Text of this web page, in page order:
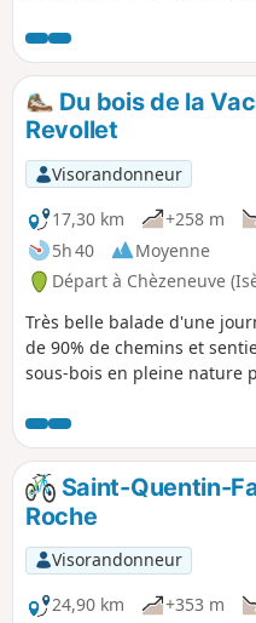
et champs cultivés. Peu de
de chemins propres et
agréables en toute saison.
Du bois de la
Revollet
Visorandonneur
17,30 km
+258 m
5h 40
Moyenne
Départ à Chèzeneuve
Très belle balade d'une
de 90% de chemins et
sous-bois en pleine nature
Jallieu et Lyon.
Saint-Quentin-
Roche
Visorandonneur
24,90 km
+353 m